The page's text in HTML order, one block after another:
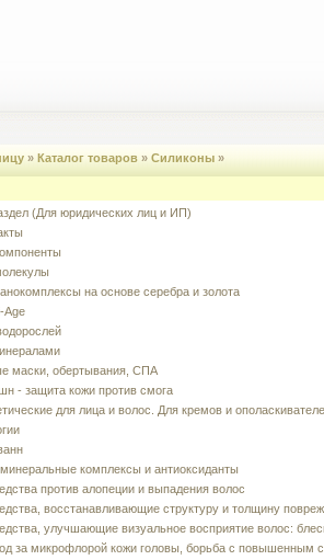
» Каталог товаров » Силиконы »
(Для юридических лиц и ИП)
на основе серебра и золота
Age
маски, обертывания, СПА
- защита кожи против смога
для лица и волос. Для кремов и
комплексы и антиоксиданты
против алопеции и выпадения волос
восстанавливающие структуру и толщину
улучшающие визуальное восприятие волос:
за микрофлорой кожи головы, борьба с повышенным